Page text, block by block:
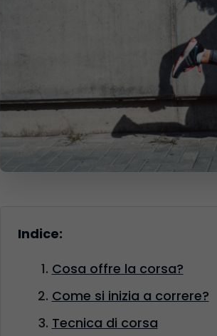
Indice:
Cosa offre la corsa?
Come si inizia a correre?
Tecnica di corsa